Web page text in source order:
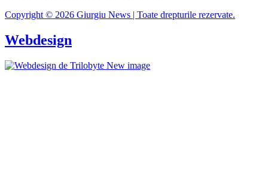
Copyright © 2026 Giurgiu News | Toate drepturile rezervate.
Webdesign